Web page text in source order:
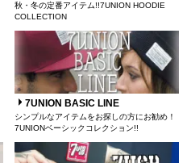
秋・冬の定番アイテム!!7UNION HOODIE
COLLECTION
7UNION BASIC LINE
シンプルなアイテムをお探しの方にお勧め！
7UNIONベーシックコレクション!!